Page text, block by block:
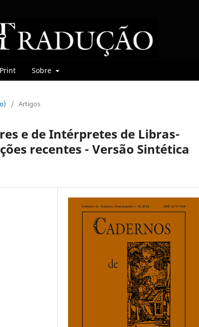
Sobre
/ Artigos
e de Intérpretes de Libras-
recentes - Versão Sintética